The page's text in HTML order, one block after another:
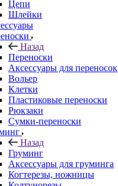
Цепи
Шлейки
Назад
Переноски
Аксессуары для переносок
Вольер
Клетки
Пластиковые переноски
Рюкзаки
Сумки-переноски
Назад
Груминг
Аксессуары для груминга
Когтерезы, ножницы